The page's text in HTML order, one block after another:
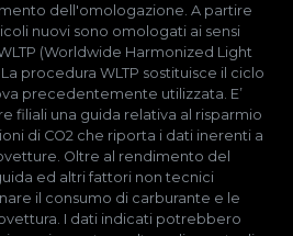
dell'omologazione. A partire
nuovi sono omologati ai sensi
(Worldwide Harmonized Light
procedura WLTP sostituisce il ciclo
precedentemente utilizzata. E’
filiali una guida relativa al risparmio
di CO2 che riporta i dati inerenti a
Oltre al rendimento del
ed altri fattori non tecnici
il consumo di carburante e le
I dati indicati potrebbero